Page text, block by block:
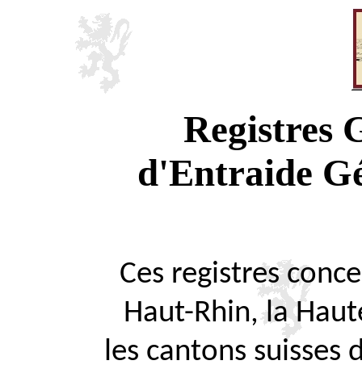
Registres
d'Entraide
Ces registres
Haut-Rhin, la
les cantons suisses